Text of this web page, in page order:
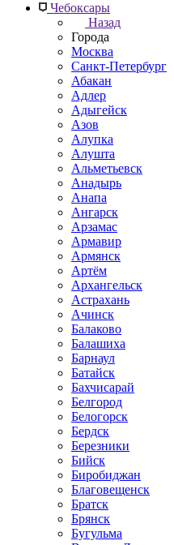
Чебоксары
Назад
Города
Москва
Санкт-Петербург
Абакан
Адлер
Адыгейск
Азов
Алупка
Алушта
Альметьевск
Анадырь
Анапа
Ангарск
Арзамас
Армавир
Армянск
Артём
Архангельск
Астрахань
Ачинск
Балаково
Балашиха
Барнаул
Батайск
Бахчисарай
Белгород
Белогорск
Бердск
Березники
Бийск
Биробиджан
Благовещенск
Братск
Брянск
Бугульма